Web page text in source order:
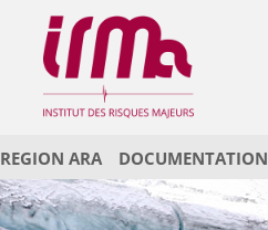
REGION ARA DOCUMENTATION